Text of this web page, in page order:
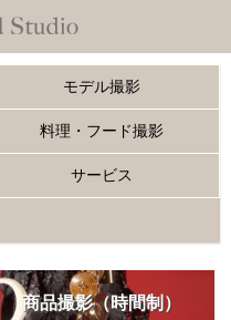
モデル撮影
料理・フード撮影
サービス
商品撮影（時間制）